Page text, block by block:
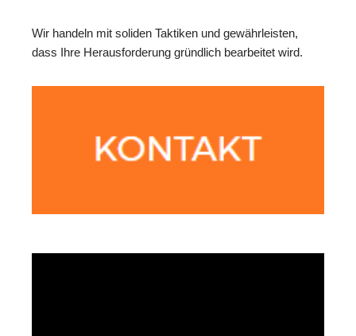
Wir handeln mit soliden Taktiken und gewährleisten,
dass Ihre Herausforderung gründlich bearbeitet wird.